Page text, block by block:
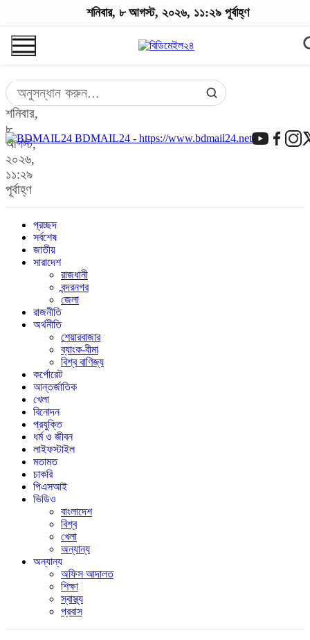
শনিবার,
৮
আগস্ট,
২০২৬,
১১:২৯
পূর্বাহ্ণ
BDMAIL24 - https://www.bdmail24.net
প্রচ্ছদ
সর্বশেষ
জাতীয়
সারাদেশ
রাজধানী
বন্দরনগর
জেলা
রাজনীতি
অর্থনীতি
শেয়ারবাজার
ব্যাংক-বীমা
বিশ্ব বাণিজ্য
কর্পোরেট
আন্তর্জাতিক
খেলা
বিনোদন
প্রযুক্তি
ধর্ম ও জীবন
লাইফস্টাইল
মতামত
চাকরি
পিএসআই
ভিডিও
বাংলাদেশ
বিশ্ব
খেলা
অন্যান্য
অন্যান্য
অফিস আদালত
শিক্ষা
স্বাস্থ্য
প্রবাস
শনিবার, ৮ আগস্ট, ২০২৬, ১১:২৯ পূর্বাহ্ণ